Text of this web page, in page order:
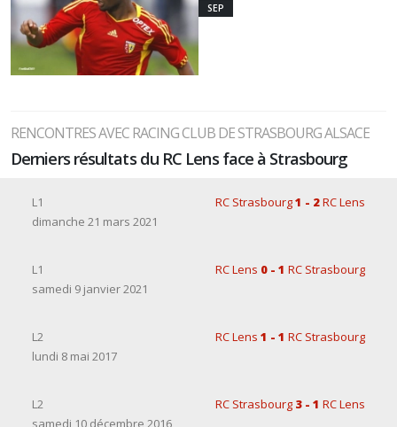
SEP
RENCONTRES AVEC RACING CLUB DE STRASBOURG ALSACE
Derniers résultats du RC Lens face à Strasbourg
L1 RC Strasbourg1 - 2RC Lens
dimanche 21 mars 2021
L1 RC Lens 0 - 1 RC Strasbourg
samedi 9 janvier 2021
L2 RC Lens 1 - 1 RC Strasbourg
lundi 8 mai 2017
L2 RC Strasbourg 3 - 1 RC Lens
samedi 10 décembre 2016